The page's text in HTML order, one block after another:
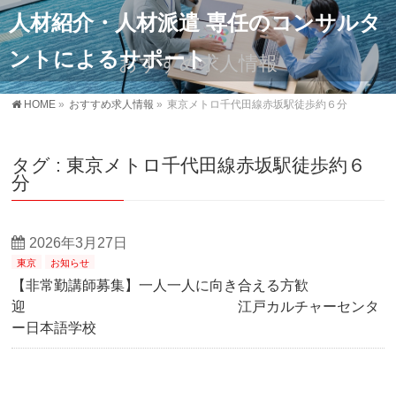
人材紹介・人材派遣 専任のコンサルタ
ントによるサポート
おすすめ求人情報
HOME » おすすめ求人情報 » 東京メトロ千代田線赤坂駅徒歩約６分
タグ : 東京メトロ千代田線赤坂駅徒歩約６
分
2026年3月27日
東京 お知らせ
【非常勤講師募集】一人一人に向き合える方歓
迎 江戸カルチャーセンタ
ー日本語学校